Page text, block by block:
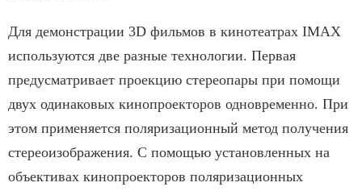
Для демонстрации 3D фильмов в кинотеатрах IMAX
используются две разные технологии. Первая
предусматривает проекцию стереопары при помощи
двух одинаковых кинопроекторов одновременно. При
этом применяется поляризационный метод получения
стереоизображения. С помощью установленных на
объективах кинопроекторов поляризационных